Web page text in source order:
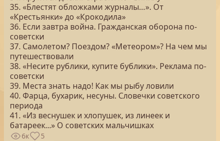
35. «Блестят обложками журналы…». От
«Крестьянки» до «Крокодила»
36. Если завтра война. Гражданская оборона по-
советски
37. Самолетом? Поездом? «Метеором»? На чем мы
путешествовали
38. «Несите рублики, купите бублики». Реклама по-
советски
39. Места знать надо! Как мы рыбу ловили
40. Фарца, бухарик, несуны. Словечки советского
периода
41. «Из веснушек и хлопушек, из линеек и
батареек...» О советских мальчишках
6к 5